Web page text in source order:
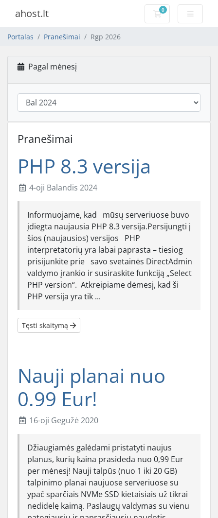
ahost.lt 0
Pirkinių krepšelis
Portalas Pranešimai Rgp 2026
Pagal mėnesį
Pranešimai
PHP 8.3 versija
4-oji Balandis 2024
Informuojame, kad mūsų serveriuose buvo
įdiegta naujausia PHP 8.3 versija.Persijungti į
šios (naujausios) versijos PHP
interpretatorių yra labai paprasta – tiesiog
prisijunkite prie savo svetainės DirectAdmin
valdymo įrankio ir susiraskite funkciją „Select
PHP version“. Atkreipiame dėmesį, kad ši
PHP versija yra tik ...
Tęsti skaitymą
Nauji planai nuo
0.99 Eur!
16-oji Gegužė 2020
Džiaugiamės galėdami pristatyti naujus
planus, kurių kaina prasideda nuo 0,99 Eur
per mėnesį! Nauji talpūs (nuo 1 iki 20 GB)
talpinimo planai naujuose serveriuose su
ypač sparčiais NVMe SSD kietaisiais už tikrai
nedidelę kaimą. Paslaugų valdymas su vienu